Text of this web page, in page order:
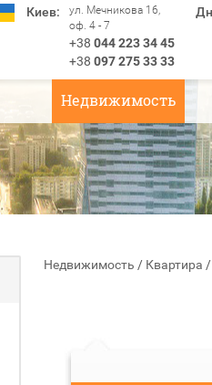
Киев:
ул. Мечникова 16,
оф. 4 - 7
+38 044 223 34 45
+38 097 275 33 33
Недвижимость
Недвижимость / Квартира /